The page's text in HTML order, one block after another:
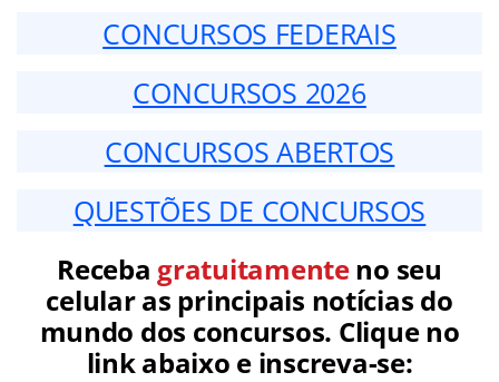
CONCURSOS FEDERAIS
CONCURSOS 2026
CONCURSOS ABERTOS
QUESTÕES DE CONCURSOS
Receba gratuitamenteno seu
celular as principais notícias do
mundo dos concursos. Clique no
link abaixo e inscreva-se: